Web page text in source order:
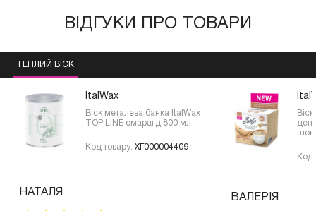
ВІДГУКИ ПРО ТОВАРИ
ТЕПЛИЙ ВІСК
ItalWax
Віск металева банка ItalWax
TOP LINE смарагд 800 мл
Код товару: ХГ000004409
НАТАЛЯ
Код
ВАЛЕРІЯ